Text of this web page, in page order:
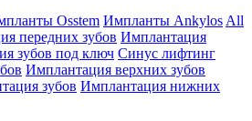
Osstem Импланты Ankylos All
передних зубов Имплантация
зубов под ключ Синус лифтинг
Имплантация верхних зубов
зубов Имплантация нижних